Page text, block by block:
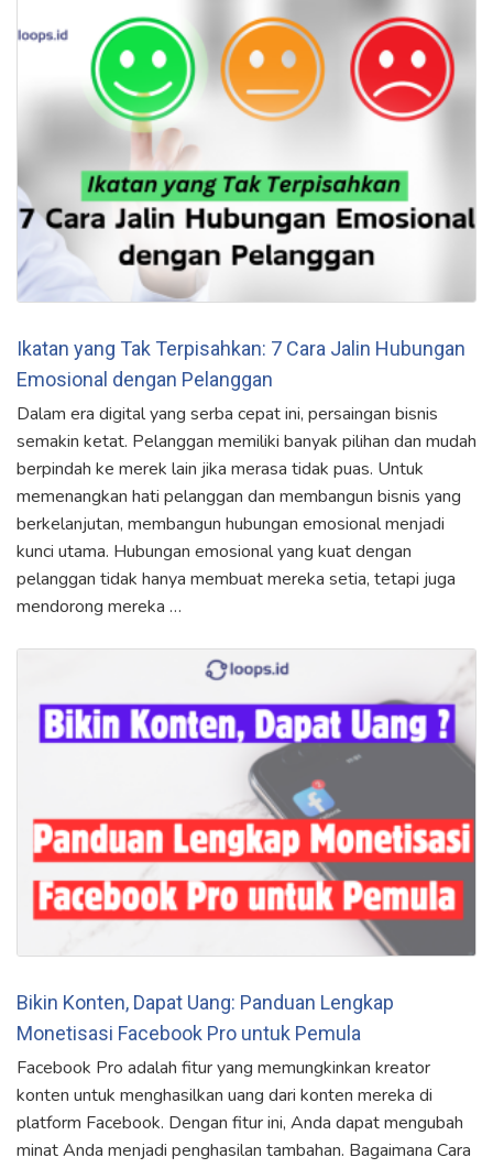
Ikatan yang Tak Terpisahkan: 7 Cara Jalin Hubungan
Emosional dengan Pelanggan
Dalam era digital yang serba cepat ini, persaingan bisnis
semakin ketat. Pelanggan memiliki banyak pilihan dan mudah
berpindah ke merek lain jika merasa tidak puas. Untuk
memenangkan hati pelanggan dan membangun bisnis yang
berkelanjutan, membangun hubungan emosional menjadi
kunci utama. Hubungan emosional yang kuat dengan
pelanggan tidak hanya membuat mereka setia, tetapi juga
mendorong mereka …
Bikin Konten, Dapat Uang: Panduan Lengkap
Monetisasi Facebook Pro untuk Pemula
Facebook Pro adalah fitur yang memungkinkan kreator
konten untuk menghasilkan uang dari konten mereka di
platform Facebook. Dengan fitur ini, Anda dapat mengubah
minat Anda menjadi penghasilan tambahan. Bagaimana Cara